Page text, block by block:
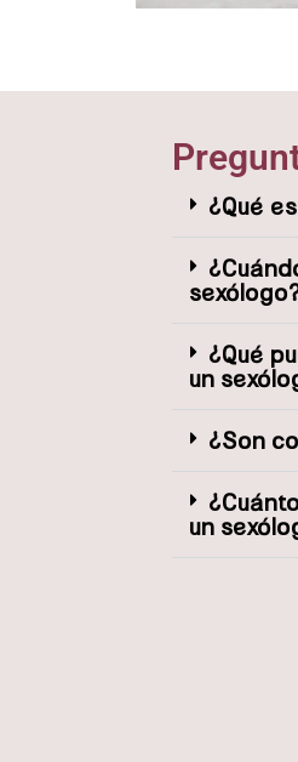
¿Qué
¿Qué
un
¿Son
un